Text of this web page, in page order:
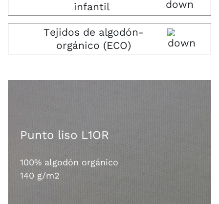
infantil
Tejidos de algodón-
orgánico (ECO)
Punto liso L1OR
100% algodón orgánico
140 g/m2